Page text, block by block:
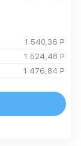
1 540,36 Р
1 524,48 Р
1 476,84 Р